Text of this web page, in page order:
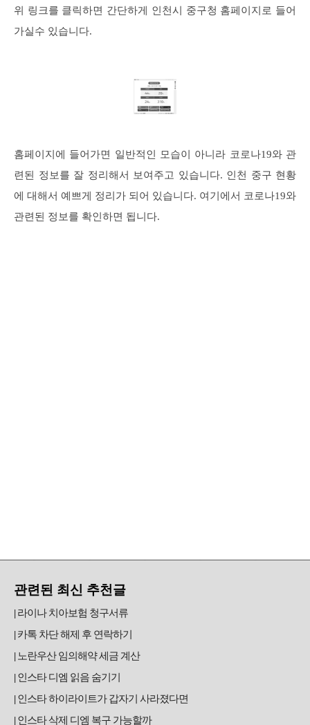
위 링크를 클릭하면 간단하게 인천시 중구청 홈페이지로 들어
가실수 있습니다.
홈페이지에 들어가면 일반적인 모습이 아니라 코로나19와 관
련된 정보를 잘 정리해서 보여주고 있습니다. 인천 중구 현황
에 대해서 예쁘게 정리가 되어 있습니다. 여기에서 코로나19와
관련된 정보를 확인하면 됩니다.
관련된 최신 추천글
라이나 치아보험 청구서류
카톡 차단 해제 후 연락하기
노란우산 임의해약 세금 계산
인스타 디엠 읽음 숨기기
인스타 하이라이트가 갑자기 사라졌다면
인스타 삭제 디엠 복구 가능할까